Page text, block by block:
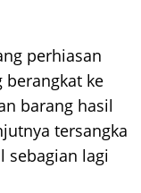
perhiasan
berangkat ke
barang hasil
tersangka
sebagian lagi